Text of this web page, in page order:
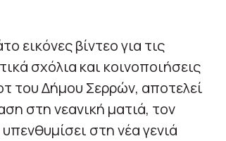
εικόνες βίντεο για τις
σχόλια και κοινοποιήσεις
του Δήμου Σερρών, αποτελεί
στη νεανική ματιά, τον
στη νέα γενιά